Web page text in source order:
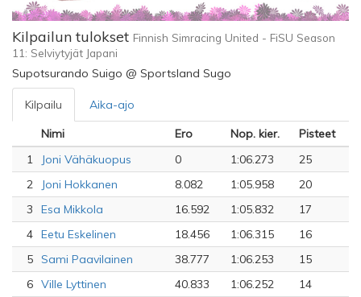
Kilpailun tulokset Finnish Simracing United - FiSU Season
11: Selviytyjät Japani
Supotsurando Suigo @ Sportsland Sugo
Kilpailu
Aika-ajo
Nimi
Ero Nop. kier.
Pisteet
1
Joni Vähäkuopus 0 1:06.273
25
2
Joni Hokkanen 8.082 1:05.958
20
3
Esa Mikkola 16.592 1:05.832
17
4 Eetu Eskelinen 18.456 1:06.315
16
5 Sami Paavilainen 38.777 1:06.253
15
6 Ville Lyttinen 40.833 1:06.252
14